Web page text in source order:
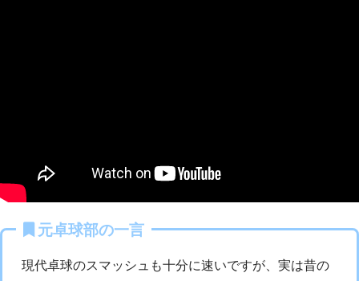
元卓球部の一言
現代卓球のスマッシュも十分に速いですが、実は昔の